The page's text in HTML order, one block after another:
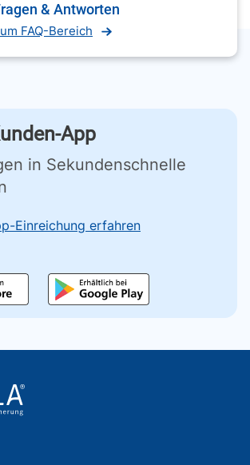
& Antworten
FAQ-Bereich
App
in Sekundenschnelle
Einreichung erfahren